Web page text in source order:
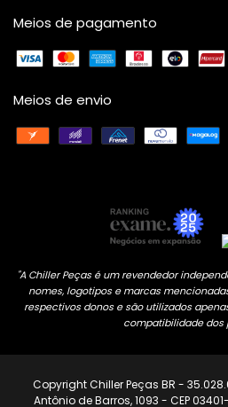
Meios de pagamento
Meios de envio
"A Chiller Peças é um revendedor
nomes, logotipos e marcas
respectivos donos e são utilizados
compatibilidade dos